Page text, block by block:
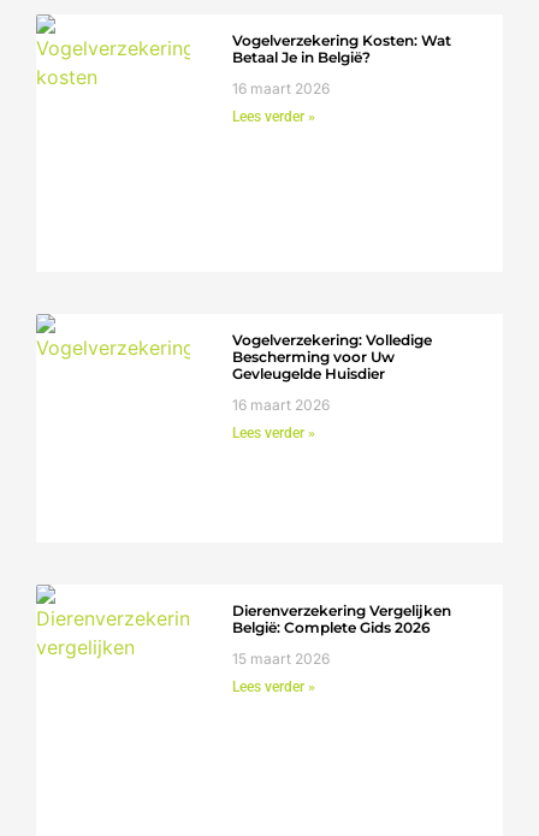
Vogelverzekering Kosten: Wat
Betaal Je in België?
16 maart 2026
Lees verder »
Vogelverzekering: Volledige
Bescherming voor Uw
Gevleugelde Huisdier
16 maart 2026
Lees verder »
Dierenverzekering Vergelijken
België: Complete Gids 2026
15 maart 2026
Lees verder »